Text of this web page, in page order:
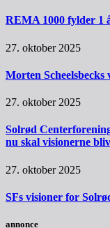
REMA 1000 fylder 1
27. oktober 2025
Morten
27. oktober 2025
Solrød
nu skal visionerne
27. oktober 2025
SFs visioner for
annonce